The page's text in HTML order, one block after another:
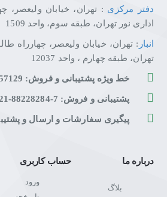
دفتر مرکزی : تهران، خیابان ولیعصر،
اداری نور تهران، طبقه سوم، واحد 1509
انبار : تهران، خیابان ولیعصر، چهارراه
تهران، طبقه چهارم ، واحد 12037
خط ویژه پشتیبانی و فروش: 57129-021
پشتیبانی و فروش: 7-88228284-021
پیگیری سفارشات و ارسال و پشتیبانی:
درباره ما
بلاگ
حساب کاربری
ورود